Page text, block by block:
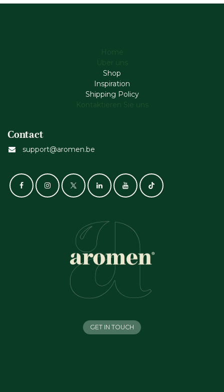
Home
Über uns
Shop
Inspiration
Shipping Policy
Kontaktieren Sie uns
Contact
support@aromen.be
GET IN TOUCH